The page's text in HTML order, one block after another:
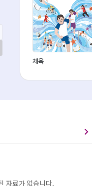
체육
자료가 없습니다.